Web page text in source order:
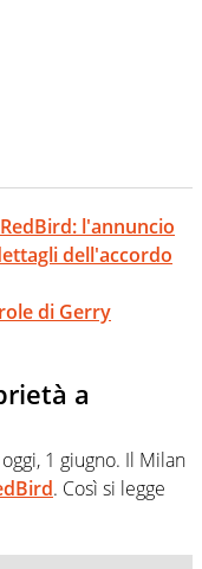
l'annuncio
dell'accordo
di Gerry
a
1 giugno. Il Milan
. Così si legge